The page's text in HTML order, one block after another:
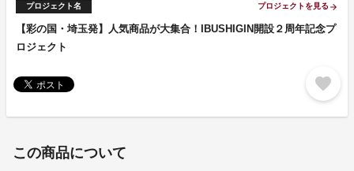
プロジェクト名 プロジェクトを見る arrow_forward
【彩の国・埼玉発】人気商品が大集合！IBUSHIGIN開設２周年記念プ
ロジェクト
favorite
この商品について